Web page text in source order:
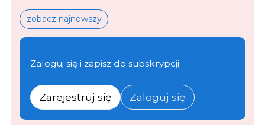
zobacz najnowszy
Zaloguj się i zapisz do subskrypcji
Zarejestruj się Zaloguj się